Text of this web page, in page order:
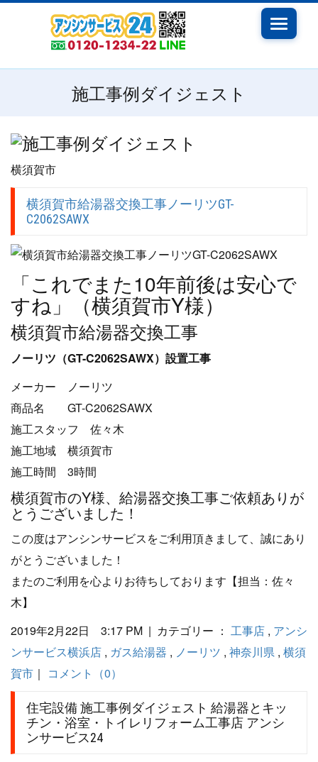
Toggle
施工事例ダイジェスト
横須賀市
横須賀市給湯器交換工事ノーリツGT-
C2062SAWX
「これでまた10年前後は安心で
すね」（横須賀市Y様）
横須賀市給湯器交換工事
ノーリツ（GT-C2062SAWX）設置工事
メーカー ノーリツ
商品名 GT-C2062SAWX
施工スタッフ 佐々木
施工地域 横須賀市
施工時間 3時間
横須賀市のY様、給湯器交換工事ご依頼ありが
とうございました！
この度はアンシンサービスをご利用頂きまして、誠にあり
がとうございました！
またのご利用を心よりお待ちしております【担当：佐々
木】
2019年2月22日 3:17 PM | カテゴリー ： 工事店 , アンシ
ンサービス横浜店 , ガス給湯器 , ノーリツ , 神奈川県 , 横須
賀市 ｜ コメント（0）
住宅設備 施工事例ダイジェスト 給湯器とキッ
チン・浴室・トイレリフォーム工事店 アンシ
ンサービス24